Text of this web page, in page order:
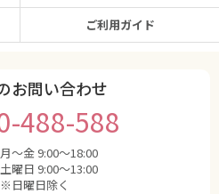
ご利用ガイド
お問い合わせ
488-588
月〜金 9:00〜18:00
土曜日 9:00〜13:00
※日曜日除く